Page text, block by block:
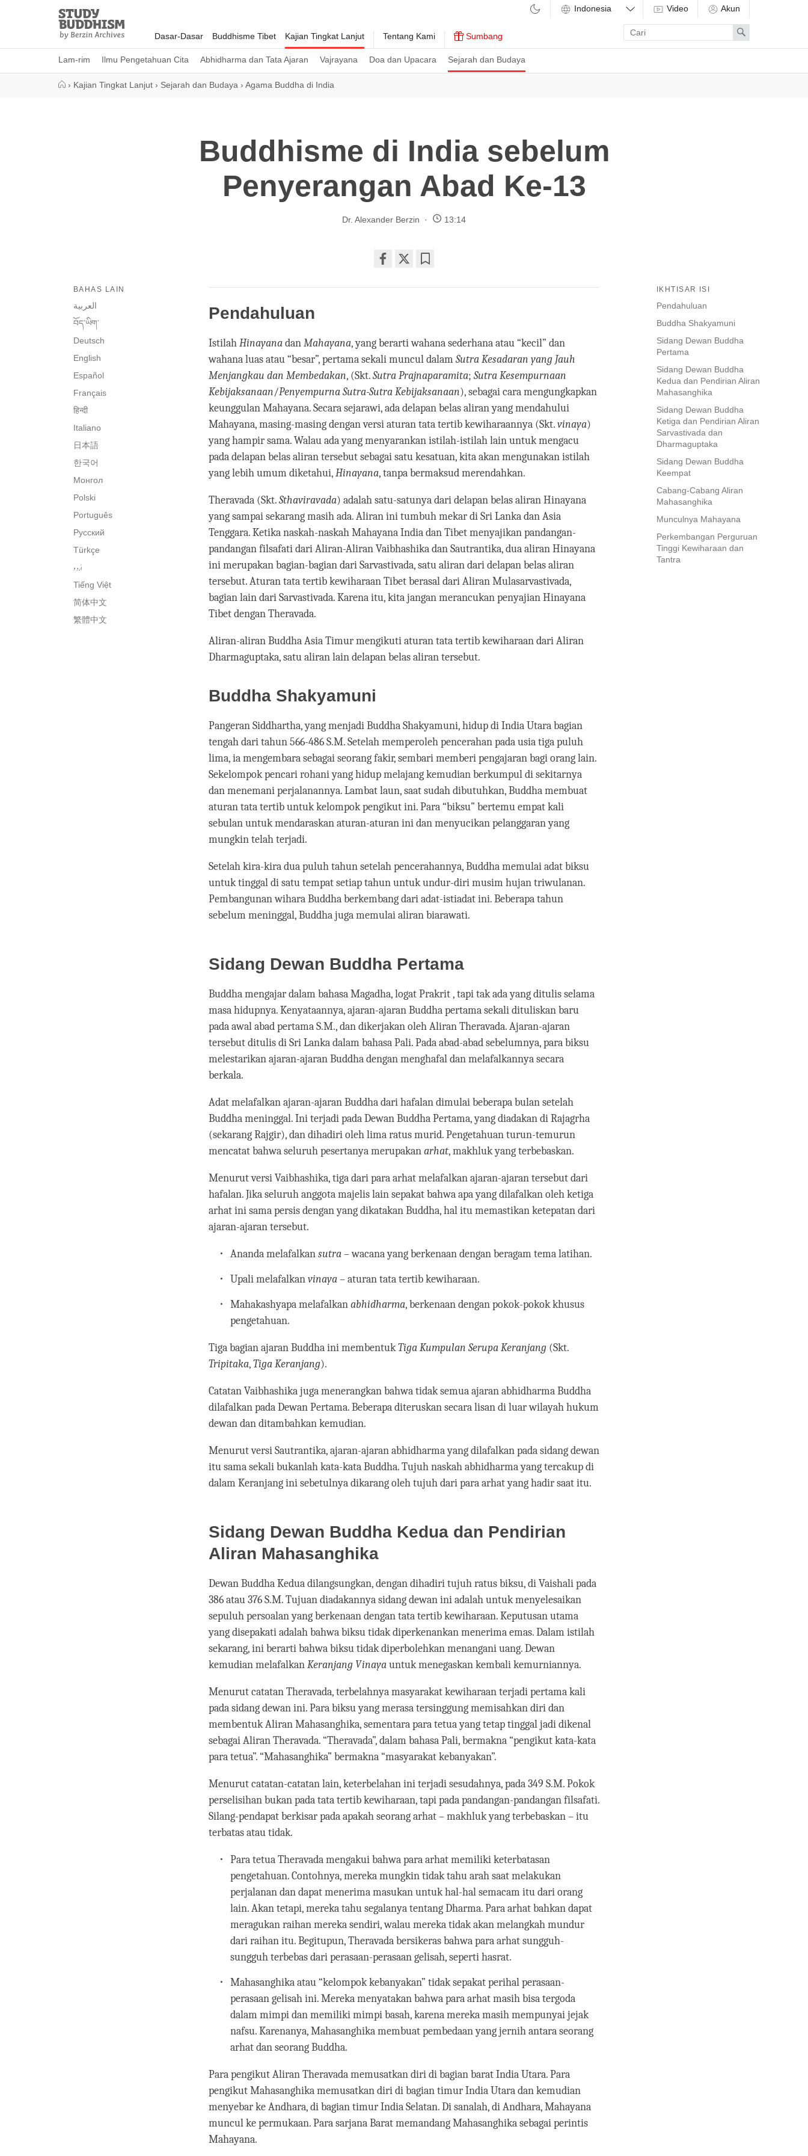
Study
Buddhism
Home
Dasar-Dasar Buddhisme Tibet Kajian Tingkat Lanjut
Lam-rim Ilmu Pengetahuan Cita Abhidharma dan Tata Ajaran Vajrayana Doa dan Upacara Sejarah dan Budaya
Tentang Kami Sumbang
Video Akun
Enter
search
term
Search
› Kajian Tingkat Lanjut › Sejarah dan Budaya › Agama Buddha di India
Buddhisme di India sebelum
Penyerangan Abad Ke-13
Dr. Alexander Berzin 13:14
on
IKHTISAR ISI
Pendahuluan
Buddha Shakyamuni
Sidang Dewan Buddha
Pertama
Sidang Dewan Buddha
Kedua dan Pendirian Aliran
Mahasanghika
Sidang Dewan Buddha
Ketiga dan Pendirian Aliran
Sarvastivada dan
Dharmaguptaka
Sidang Dewan Buddha
Keempat
Cabang-Cabang Aliran
Mahasanghika
Munculnya Mahayana
Perkembangan Perguruan
Tinggi Kewiharaan dan
Tantra
BAHAS LAIN
العربية
བོད་ཡིག་
Deutsch
English
Español
Français
हिन्दी
Italiano
日本語
한국어
Монгол
Polski
Português
Русский
Türkçe
اُردو
Tiếng Việt
简体中文
繁體中文
Pendahuluan
IstilahHinayanadanMahayana, yang berarti wahana sederhana atau “kecil” dan
wahana luas atau “besar”, pertama sekali muncul dalamSutra Kesadaran yang Jauh
Menjangkau dan Membedakan, (Skt.Sutra Prajnaparamita; Sutra Kesempurnaan
Kebijaksanaan/Penyempurna Sutra-Sutra Kebijaksanaan), sebagai cara mengungkapkan
keunggulan Mahayana. Secara sejarawi, ada delapan belas aliran yang mendahului
Mahayana, masing-masing dengan versi aturan tata tertib kewiharaannya (Skt.vinaya)
yang hampir sama. Walau ada yang menyarankan istilah-istilah lain untuk mengacu
pada delapan belas aliran tersebut sebagai satu kesatuan, kita akan mengunakan istilah
yang lebih umum diketahui,Hinayana, tanpa bermaksud merendahkan.
Theravada (Skt.Sthaviravada) adalah satu-satunya dari delapan belas aliran Hinayana
yang sampai sekarang masih ada. Aliran ini tumbuh mekar di Sri Lanka dan Asia
Tenggara. Ketika naskah-naskah Mahayana India dan Tibet menyajikan pandangan-
pandangan filsafati dari Aliran-Aliran Vaibhashika dan Sautrantika, dua aliran Hinayana
ini merupakan bagian-bagian dari Sarvastivada, satu aliran dari delapan belas aliran
tersebut. Aturan tata tertib kewiharaan Tibet berasal dari Aliran Mulasarvastivada,
bagian lain dari Sarvastivada. Karena itu, kita jangan merancukan penyajian Hinayana
Tibet dengan Theravada.
Aliran-aliran Buddha Asia Timur mengikuti aturan tata tertib kewiharaan dari Aliran
Dharmaguptaka, satu aliran lain delapan belas aliran tersebut.
Buddha Shakyamuni
Pangeran Siddhartha, yang menjadi Buddha Shakyamuni, hidup di India Utara bagian
tengah dari tahun 566-486 S.M. Setelah memperoleh pencerahan pada usia tiga puluh
lima, ia mengembara sebagai seorang fakir, sembari memberi pengajaran bagi orang lain.
Sekelompok pencari rohani yang hidup melajang kemudian berkumpul di sekitarnya
dan menemani perjalanannya. Lambat laun, saat sudah dibutuhkan, Buddha membuat
aturan tata tertib untuk kelompok pengikut ini. Para “biksu” bertemu empat kali
sebulan untuk mendaraskan aturan-aturan ini dan menyucikan pelanggaran yang
mungkin telah terjadi.
Setelah kira-kira dua puluh tahun setelah pencerahannya, Buddha memulai adat biksu
untuk tinggal di satu tempat setiap tahun untuk undur-diri musim hujan triwulanan.
Pembangunan wihara Buddha berkembang dari adat-istiadat ini. Beberapa tahun
sebelum meninggal, Buddha juga memulai aliran biarawati.
Sidang Dewan Buddha Pertama
Buddha mengajar dalam bahasa Magadha, logat Prakrit , tapi tak ada yang ditulis selama
masa hidupnya. Kenyataannya, ajaran-ajaran Buddha pertama sekali dituliskan baru
pada awal abad pertama S.M., dan dikerjakan oleh Aliran Theravada. Ajaran-ajaran
tersebut ditulis di Sri Lanka dalam bahasa Pali. Pada abad-abad sebelumnya, para biksu
melestarikan ajaran-ajaran Buddha dengan menghafal dan melafalkannya secara
berkala.
Adat melafalkan ajaran-ajaran Buddha dari hafalan dimulai beberapa bulan setelah
Buddha meninggal. Ini terjadi pada Dewan Buddha Pertama, yang diadakan di Rajagrha
(sekarang Rajgir), dan dihadiri oleh lima ratus murid. Pengetahuan turun-temurun
mencatat bahwa seluruh pesertanya merupakanarhat, makhluk yang terbebaskan.
Menurut versi Vaibhashika, tiga dari para arhat melafalkan ajaran-ajaran tersebut dari
hafalan. Jika seluruh anggota majelis lain sepakat bahwa apa yang dilafalkan oleh ketiga
arhat ini sama persis dengan yang dikatakan Buddha, hal itu memastikan ketepatan dari
ajaran-ajaran tersebut.
Ananda melafalkansutra– wacana yang berkenaan dengan beragam tema latihan.
Upali melafalkanvinaya– aturan tata tertib kewiharaan.
Mahakashyapa melafalkanabhidharma, berkenaan dengan pokok-pokok khusus
pengetahuan.
Tiga bagian ajaran Buddha ini membentukTiga Kumpulan Serupa Keranjang (Skt.
Tripitaka,Tiga Keranjang).
Catatan Vaibhashika juga menerangkan bahwa tidak semua ajaran abhidharma Buddha
dilafalkan pada Dewan Pertama. Beberapa diteruskan secara lisan di luar wilayah hukum
dewan dan ditambahkan kemudian.
Menurut versi Sautrantika, ajaran-ajaran abhidharma yang dilafalkan pada sidang dewan
itu sama sekali bukanlah kata-kata Buddha. Tujuh naskah abhidharma yang tercakup di
dalam Keranjang ini sebetulnya dikarang oleh tujuh dari para arhat yang hadir saat itu.
Sidang Dewan Buddha Kedua dan Pendirian
Aliran Mahasanghika
Dewan Buddha Kedua dilangsungkan, dengan dihadiri tujuh ratus biksu, di Vaishali pada
386 atau 376 S.M. Tujuan diadakannya sidang dewan ini adalah untuk menyelesaikan
sepuluh persoalan yang berkenaan dengan tata tertib kewiharaan. Keputusan utama
yang disepakati adalah bahwa biksu tidak diperkenankan menerima emas. Dalam istilah
sekarang, ini berarti bahwa biksu tidak diperbolehkan menangani uang. Dewan
kemudian melafalkanKeranjang Vinayauntuk menegaskan kembali kemurniannya.
Menurut catatan Theravada, terbelahnya masyarakat kewiharaan terjadi pertama kali
pada sidang dewan ini. Para biksu yang merasa tersinggung memisahkan diri dan
membentuk Aliran Mahasanghika, sementara para tetua yang tetap tinggal jadi dikenal
sebagai Aliran Theravada. “Theravada”, dalam bahasa Pali, bermakna “pengikut kata-kata
para tetua”. “Mahasanghika” bermakna “masyarakat kebanyakan”.
Menurut catatan-catatan lain, keterbelahan ini terjadi sesudahnya, pada 349 S.M. Pokok
perselisihan bukan pada tata tertib kewiharaan, tapi pada pandangan-pandangan filsafati.
Silang-pendapat berkisar pada apakah seorang arhat – makhluk yang terbebaskan – itu
terbatas atau tidak.
Para tetua Theravada mengakui bahwa para arhat memiliki keterbatasan
pengetahuan. Contohnya, mereka mungkin tidak tahu arah saat melakukan
perjalanan dan dapat menerima masukan untuk hal-hal semacam itu dari orang
lain. Akan tetapi, mereka tahu segalanya tentang Dharma. Para arhat bahkan dapat
meragukan raihan mereka sendiri, walau mereka tidak akan melangkah mundur
dari raihan itu. Begitupun, Theravada bersikeras bahwa para arhat sungguh-
sungguh terbebas dari perasaan-perasaan gelisah, seperti hasrat.
Mahasanghika atau “kelompok kebanyakan” tidak sepakat perihal perasaan-
perasaan gelisah ini. Mereka menyatakan bahwa para arhat masih bisa tergoda
dalam mimpi dan memiliki mimpi basah, karena mereka masih mempunyai jejak
nafsu. Karenanya, Mahasanghika membuat pembedaan yang jernih antara seorang
arhat dan seorang Buddha.
Para pengikut Aliran Theravada memusatkan diri di bagian barat India Utara. Para
pengikut Mahasanghika memusatkan diri di bagian timur India Utara dan kemudian
menyebar ke Andhara, di bagian timur India Selatan. Di sanalah, di Andhara, Mahayana
muncul ke permukaan. Para sarjana Barat memandang Mahasanghika sebagai perintis
Mahayana.